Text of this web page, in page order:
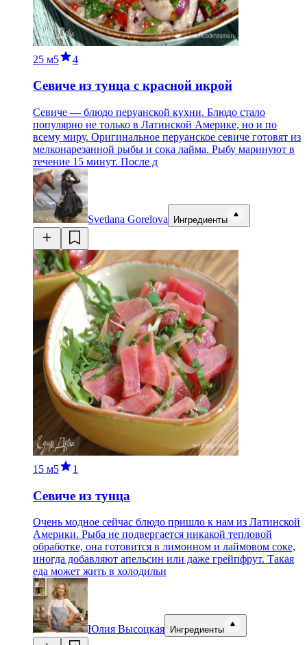
25 м5 4
Севиче из тунца с красной икрой
Севиче — блюдо перуанской кухни. Блюдо стало
популярно не только в Латинской Америке, но и по
всему миру. Оригинальное перуанское севиче готовят из
мелконарезанной рыбы и сока лайма. Рыбу маринуют в
течение 15 минут. После д
Svetlana Gorelova Ингредиенты
15 м5 1
Севиче из тунца
Очень модное сейчас блюдо пришло к нам из Латинской
Америки. Рыба не подвергается никакой тепловой
обработке, она готовится в лимонном и лаймовом соке,
иногда добавляют апельсин или даже грейпфрут. Такая
еда может жить в холодильн
Юлия Высоцкая Ингредиенты